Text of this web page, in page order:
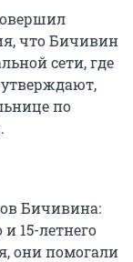
что Бичивин
сети, где
по
Бичивина:
15-летнего
они помогали